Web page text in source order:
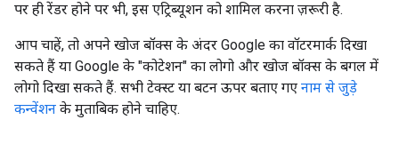
पर ही रेंडर होने पर भी, इस एट्रिब्यूशन को शामिल करना ज़रूरी है.
आप चाहें, तो अपने खोज बॉक्स के अंदर Google का वॉटरमार्क दिखा
सकते हैं या Google के "कोटेशन" का लोगो और खोज बॉक्स के बगल में
लोगो दिखा सकते हैं. सभी टेक्स्ट या बटन ऊपर बताए गए नाम से जुड़े
कन्वेंशन के मुताबिक होने चाहिए.